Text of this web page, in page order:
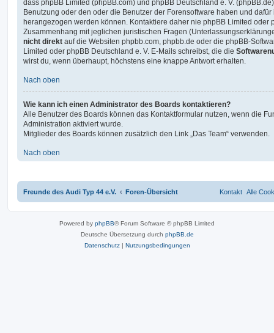
dass phpBB Limited (phpBB.com) und phpBB Deutschland e. V.
Benutzung oder den oder die Benutzer der Forensoftware haben und
herangezogen werden können. Kontaktiere daher nie phpBB Limited oder
Zusammenhang mit jeglichen juristischen Fragen
nicht direkt auf die Websiten phpbb.com, phpbb.de oder die phpBB-
Limited oder phpBB Deutschland e. V. E-Mails schreibst, die die
wirst du, wenn überhaupt, höchstens eine knappe Antwort erhalten.
Nach oben
Wie kann ich einen Administrator des Boards kontaktieren?
Alle Benutzer des Boards können das Kontaktformular nutzen, wenn die
Administration aktiviert wurde.
Mitglieder des Boards können zusätzlich den Link „Das Team“ verwenden.
Nach oben
Freunde des Audi Typ 44 e.V. Foren-Übersicht Alle
Kontakt
Powered by phpBB® Forum Software © phpBB Limited
Deutsche Übersetzung durch phpBB.de
Datenschutz| Nutzungsbedingungen